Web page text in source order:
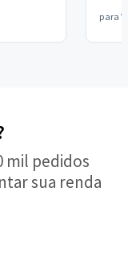
para
mil pedidos
sua renda